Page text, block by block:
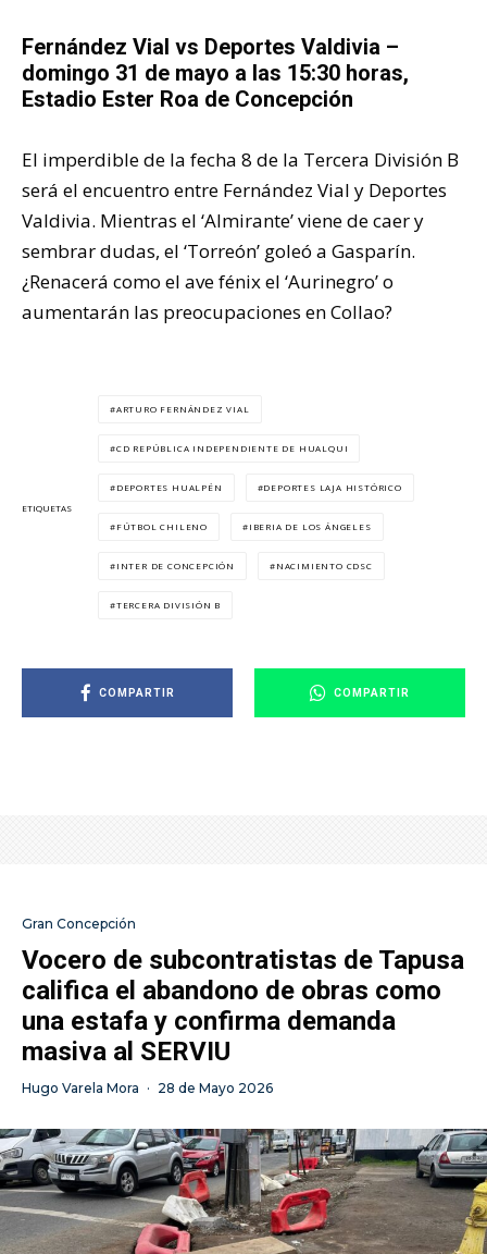
Fernández Vial vs Deportes Valdivia –
domingo 31 de mayo a las 15:30 horas,
Estadio Ester Roa de Concepción
El imperdible de la fecha 8 de la Tercera División B
será el encuentro entre Fernández Vial y Deportes
Valdivia. Mientras el ‘Almirante’ viene de caer y
sembrar dudas, el ‘Torreón’ goleó a Gasparín.
¿Renacerá como el ave fénix el ‘Aurinegro’ o
aumentarán las preocupaciones en Collao?
ETIQUETAS
ARTURO FERNÁNDEZ VIAL
CD REPÚBLICA INDEPENDIENTE DE HUALQUI
DEPORTES HUALPÉN DEPORTES LAJA HISTÓRICO
FÚTBOL CHILENO IBERIA DE LOS ÁNGELES
INTER DE CONCEPCIÓN NACIMIENTO CDSC
TERCERA DIVISIÓN B
COMPARTIR COMPARTIR
Gran Concepción
Vocero de subcontratistas de Tapusa
califica el abandono de obras como
una estafa y confirma demanda
masiva al SERVIU
Hugo Varela Mora · 28 de Mayo 2026